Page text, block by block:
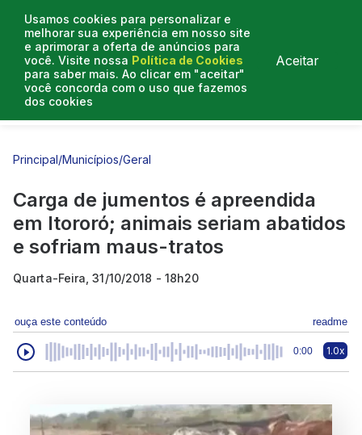
Usamos cookies para personalizar e
melhorar sua experiência em nosso site
e aprimorar a oferta de anúncios para
você. Visite nossa Política de Cookies
para saber mais. Ao clicar em "aceitar"
você concorda com o uso que fazemos
dos cookies
Aceitar
Entrevistas
Principal/Municípios/Geral
Carga de jumentos é apreendida
em Itororó; animais seriam abatidos
e sofriam maus-tratos
Quarta-Feira, 31/10/2018 - 18h20
ouça este conteúdo readme
0:00 1.0x